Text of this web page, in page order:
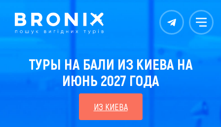
Контакты Меню
ТУРЫ НА БАЛИ ИЗ КИЕВА НА
ИЮНЬ 2027 ГОДА
ИЗ КИЕВА